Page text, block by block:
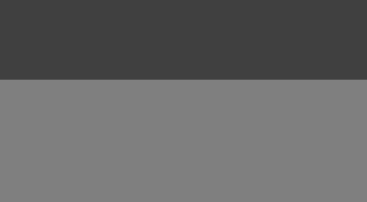
en la RSC”